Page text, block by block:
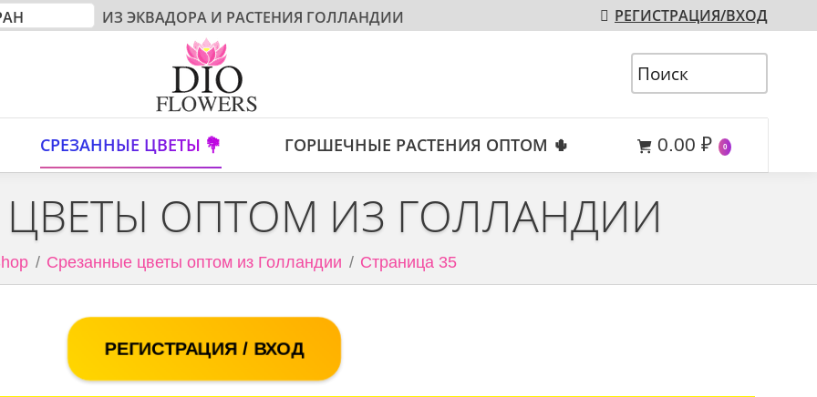
ИЗ ЭКВАДОРА И РАСТЕНИЯ ГОЛЛАНДИИ РЕГИСТРАЦИЯ/ВХОД
СРЕЗАННЫЕ ЦВЕТЫ 💐 ГОРШЕЧНЫЕ РАСТЕНИЯ ОПТОМ 🌵 0.00 ₽ 0
ЦВЕТЫ ОПТОМ ИЗ ГОЛЛАНДИИ
Срезанные цветы оптом из Голландии Страница 35
РЕГИСТРАЦИЯ / ВХОД